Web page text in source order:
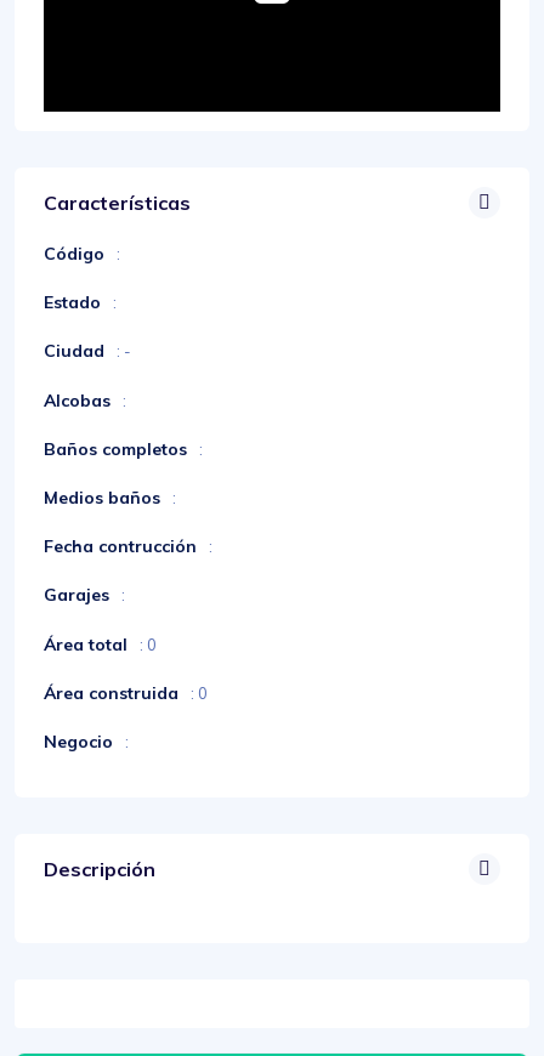
Características
Código :
Estado :
Ciudad : -
Alcobas :
Baños completos :
Medios baños :
Fecha contrucción :
Garajes :
Área total : 0
Área construida : 0
Negocio :
Descripción